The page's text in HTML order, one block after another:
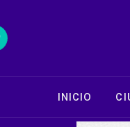
INICIO